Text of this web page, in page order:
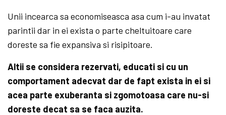
Unii incearca sa economiseasca asa cum i-au invatat
parintii dar in ei exista o parte cheltuitoare care
doreste sa fie expansiva si risipitoare.
Altii se considera rezervati, educati si cu un
comportament adecvat dar de fapt exista in ei si
acea parte exuberanta si zgomotoasa care nu-si
doreste decat sa se faca auzita.